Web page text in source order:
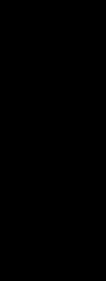
się w nowym oknie.
się w nowym oknie.
otwiera się w nowym oknie.
Strona otwiera się w nowym
Instagram. Strona otwiera się